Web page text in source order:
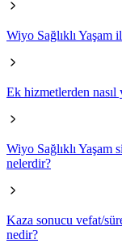
Wiyo Sağlıklı Yaşam
Ek hizmetlerden
Wiyo Sağlıklı Yaşam
nelerdir?
Kaza sonucu vefat/
nedir?